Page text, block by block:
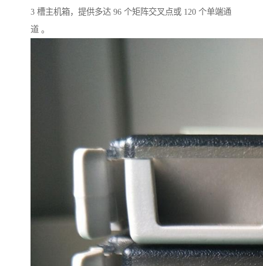
3 槽主机箱，提供多达 96 个矩阵交叉点或 120 个单端通
道 。